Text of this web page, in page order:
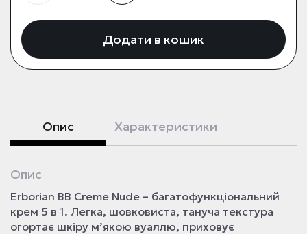
Додати в кошик
Опис Характеристики
Опис
Erborian BB Creme Nude – багатофункціональний
крем 5 в 1. Легка, шовковиста, тануча текстура
огортає шкіру м’якою вуаллю, приховує